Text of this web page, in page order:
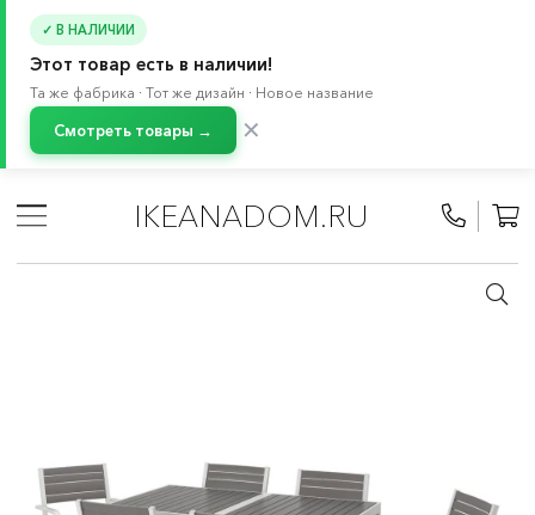
✓ В НАЛИЧИИ
Этот товар есть в наличии!
Та же фабрика · Тот же дизайн · Новое название
Смотреть товары → ✕
IKEANADOM.RU
Комплекты мебели для сада